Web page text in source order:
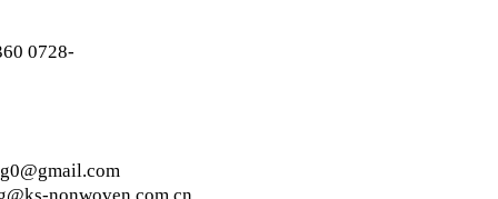
0728-